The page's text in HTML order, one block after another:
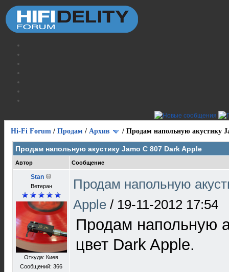
Hi-Fi Forum / Продам / Архив / Продам напольную акустику
Продам напольную акустику Jamo C 807 Dark Apple
Автор Сообщение
Stan
Ветеран
Откуда: Киев
Сообщений: 366
Продам напольную
Apple / 19-11-2012 17:54
Продам напольную
цвет Dark Apple.